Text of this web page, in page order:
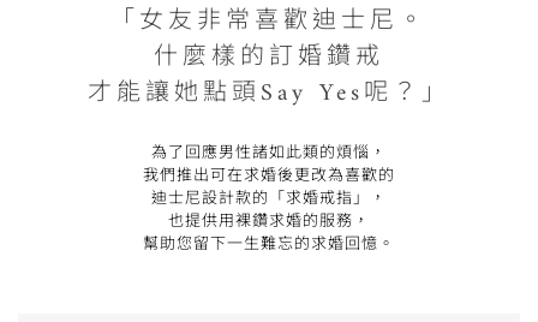
「女友非常喜歡迪士尼。
什麼樣的訂婚鑽戒
才能讓她點頭Say Yes呢？」
為了回應男性諸如此類的煩惱，
我們推出可在求婚後更改為喜歡的
迪士尼設計款的「求婚戒指」，
也提供用裸鑽求婚的服務，
幫助您留下一生難忘的求婚回憶。